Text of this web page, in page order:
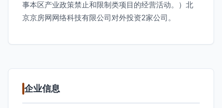
事本区产业政策禁止和限制类项目的经营活动。）北
京京房网网络科技有限公司对外投资2家公司。
企业信息